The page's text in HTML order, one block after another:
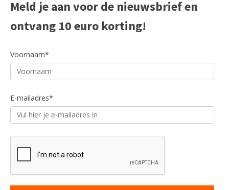
Meld je aan voor de nieuwsbrief en
ontvang 10 euro korting!
Voornaam*
E-mailadres*